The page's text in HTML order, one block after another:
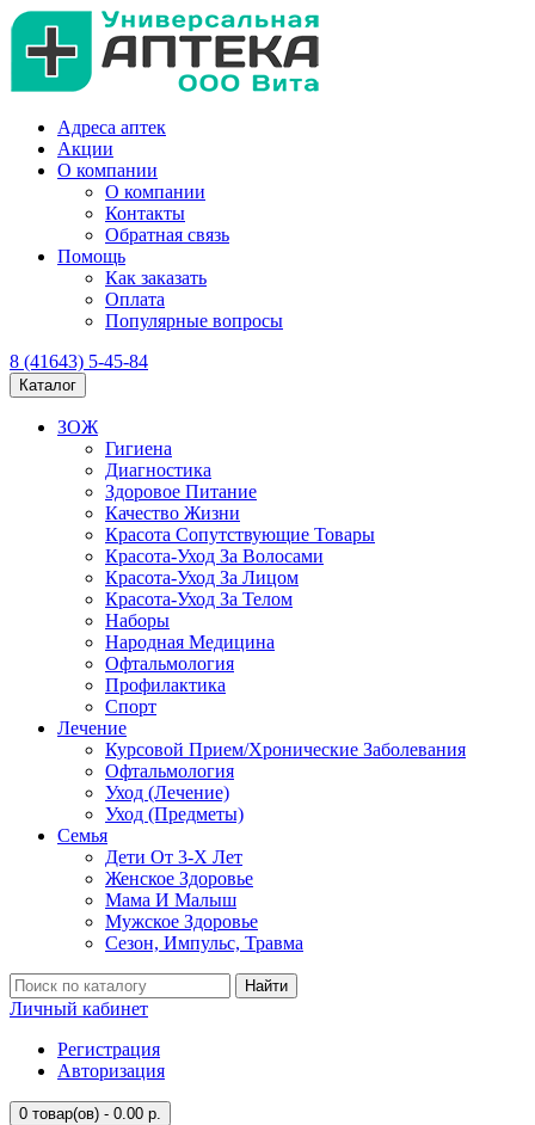
Адреса аптек
Акции
О компании
О компании
Контакты
Обратная связь
Помощь
Как заказать
Оплата
Популярные вопросы
8 (41643) 5-45-84
Каталог
ЗОЖ
Гигиена
Диагностика
Здоровое Питание
Качество Жизни
Красота Сопутствующие Товары
Красота-Уход За Волосами
Красота-Уход За Лицом
Красота-Уход За Телом
Наборы
Народная Медицина
Офтальмология
Профилактика
Спорт
Лечение
Курсовой Прием/Хронические Заболевания
Офтальмология
Уход (Лечение)
Уход (Предметы)
Семья
Дети От 3-Х Лет
Женское Здоровье
Мама И Малыш
Мужское Здоровье
Сезон, Импульс, Травма
Найти
Личный кабинет
Регистрация
Авторизация
0 товар(ов) - 0.00 р.